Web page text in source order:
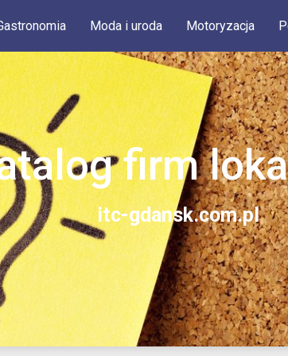
Moda i uroda Motoryzacja
firm
itc-gdansk.com.pl